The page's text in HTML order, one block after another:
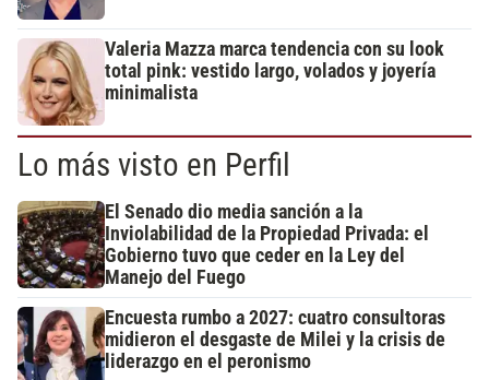
Valeria Mazza marca tendencia con su look
total pink: vestido largo, volados y joyería
minimalista
Lo más visto en Perfil
El Senado dio media sanción a la
Inviolabilidad de la Propiedad Privada: el
Gobierno tuvo que ceder en la Ley del
Manejo del Fuego
Encuesta rumbo a 2027: cuatro consultoras
midieron el desgaste de Milei y la crisis de
liderazgo en el peronismo